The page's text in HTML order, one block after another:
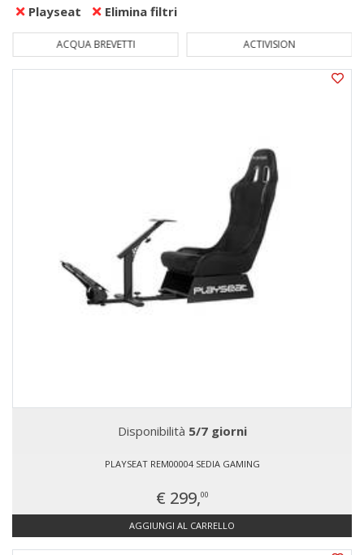
Playseat
Elimina filtri
ACQUA BREVETTI ACTIVISION
Disponibilità 5/7 giorni
PLAYSEAT REM00004 SEDIA GAMING
€ 299,00
AGGIUNGI AL CARRELLO